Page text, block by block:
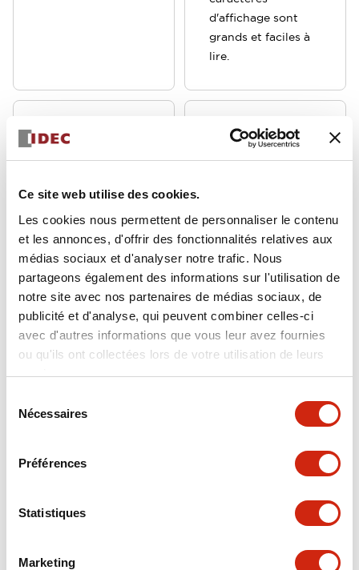
Ce site web utilise des cookies.
Les cookies nous permettent de personnaliser le contenu
et les annonces, d'offrir des fonctionnalités relatives aux
médias sociaux et d'analyser notre trafic. Nous
partageons également des informations sur l'utilisation de
notre site avec nos partenaires de médias sociaux, de
publicité et d'analyse, qui peuvent combiner celles-ci
avec d'autres informations que vous leur avez fournies
ou qu'ils ont collectées lors de votre utilisation de leurs
services.
Nécessaires
Préférences
Statistiques
Marketing
d'affichage sont
grands et faciles à
lire.
Série DL
Type dédié aux
circuits imprimés
PC de taille ultra-
courte ! Conception
optimisée pour un
Série DG
Format slim avec
une large sélection.
Trois modes de
fonctionnement
verrouillage par
à deux boutons et
molette à pouce.